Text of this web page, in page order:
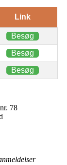
Link
Besøg
Besøg
Besøg
78